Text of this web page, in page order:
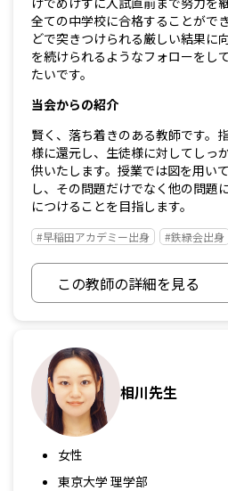
全ての中学校に合格することがで
どで突きつけられる厳しい結果に
を続けられるようなフォローをし
たいです。
当会からの紹介
賢く、落ち着きのある教師です。
様に還元し、生徒様に対してしっ
供いたします。授業では図を用い
し、その問題だけでなく他の問題
につけることを目指します。
#早稲田アカデミー出身 #鉄緑会出身
この教師の詳細を見る
相川先生
女性
東京大学 理学部